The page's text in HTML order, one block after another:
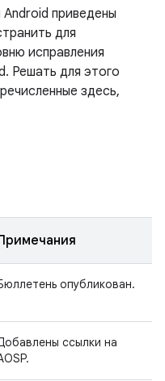
приведены
для
исправления
Решать для этого
здесь,
опубликован.
ссылки на